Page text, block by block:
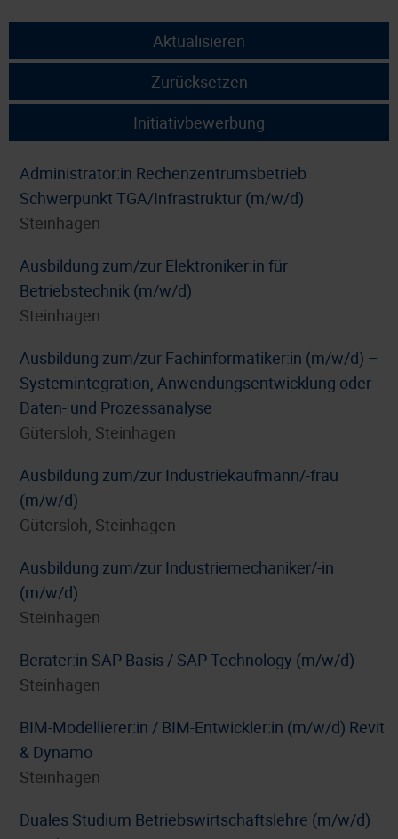
Aktualisieren
Zurücksetzen
Initiativbewerbung
Administrator:in Rechenzentrumsbetrieb
Schwerpunkt TGA/Infrastruktur (m/w/d)
Steinhagen
Ausbildung zum/zur Elektroniker:in für
Betriebstechnik (m/w/d)
Steinhagen
Ausbildung zum/zur Fachinformatiker:in (m/w/d) –
Systemintegration, Anwendungsentwicklung oder
Daten- und Prozessanalyse
Gütersloh, Steinhagen
Ausbildung zum/zur Industriekaufmann/-frau
(m/w/d)
Gütersloh, Steinhagen
Ausbildung zum/zur Industriemechaniker/-in
(m/w/d)
Steinhagen
Berater:in SAP Basis / SAP Technology (m/w/d)
Steinhagen
BIM-Modellierer:in / BIM-Entwickler:in (m/w/d) Revit
& Dynamo
Steinhagen
Duales Studium Betriebswirtschaftslehre (m/w/d)